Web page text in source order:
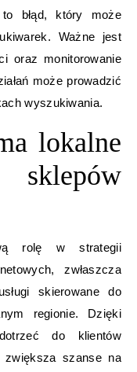
błąd, który może
Ważne jest
oraz monitorowanie
może prowadzić
wyszukiwania.
lokalne
rolę w strategii
zwłaszcza
skierowane do
regionie. Dzięki
do klientów
szanse na